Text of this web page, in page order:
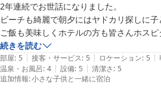
また、0歳のお子さまでも過ごしやすい
一日ゆっくりお過ごしいただける充実し
葉を頂戴し、励みになります。
お部屋からの夕日もご覧いただけたとの
がらも少しでも沖縄らしい景色を楽しん
います。
2年連続でお世話になりました。
ビーチも綺麗で朝夕にはヤドカリ探しに子
ご飯も美味しくホテルの方も皆さんホス
です。
3連泊での特典や小学生以下でもシュノー
ティがあったりと大変ありがたいです。
また次回のために1年間仕事頑張ります　笑
続きを読む
部屋: 5 | 接客・サービス: 5 | ロケーション: 5 |
温泉・お風呂: 4 | 設備: 5 | 清潔さ: 5
追加情報:小さな子供と一緒に宿泊